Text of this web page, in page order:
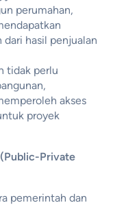
perumahan,
dari hasil penjualan
tidak perlu
akses
proyek
Private
pemerintah dan